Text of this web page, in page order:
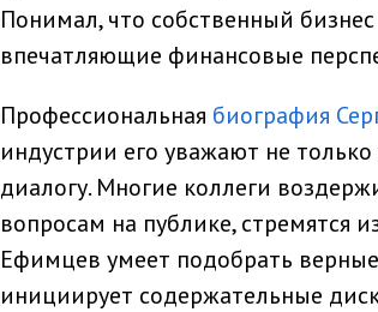
Понимал, что собственный
впечатляющие финансовые
Профессиональная биография
индустрии его уважают не
диалогу. Многие коллеги
вопросам на публике, стремятся
Ефимцев умеет подобрать
инициирует содержательные